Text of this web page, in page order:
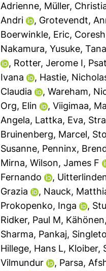
Adrienne, Müller,
Andri
, Grotevendt,
Boerwinkle, Eric,
Nakamura, Yusuke,
, Rotter, Jerome I,
Ivana
, Hastie,
Claudia
,Wareham,
Org, Elin
,Viigimaa,
Angela, Lattka, Eva,
Bruinenberg, Marcel,
Susanne, Penninx,
Mirna,Wilson, James F
Fernando
,
Grazia
, Nauck,
Prokopenko, Inga
,
Ridker, Paul M,
Sharma, Pankaj,
Hillege, Hans L, Kloiber,
Vilmundur
, Parsa,